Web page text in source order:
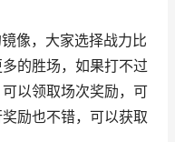
像，大家选择战力比
的胜场，如果打不过
以领取场次奖励，可
励也不错，可以获取